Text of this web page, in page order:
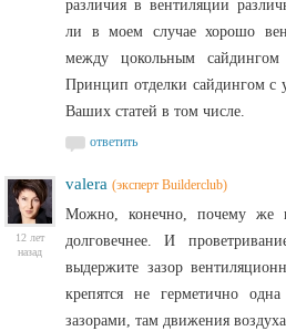
различия в вентиляции
ли в моем случае хорошо
между цокольным
Принцип отделки сайдингом с
Ваших статей в том числе.
ответить
12 лет
назад
valera (эксперт Builderclub)
Можно, конечно, почему же
долговечнее. И
выдержите зазор
крепятся не герметично
зазорами, там движения